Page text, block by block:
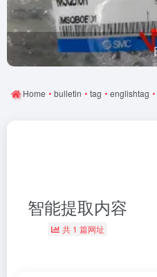
Home • bulletin • tag • englishtag •
智能提取内容
共 1 篇网址